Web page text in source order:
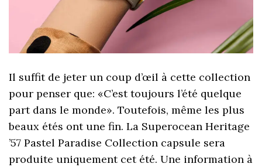
Il suffit de jeter un coup d’œil à cette collection
pour penser que: «C’est toujours l’été quelque
part dans le monde». Toutefois, même les plus
beaux étés ont une fin. La Superocean Heritage
’57 Pastel Paradise Collection capsule sera
produite uniquement cet été. Une information à